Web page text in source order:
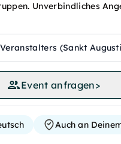
Unverbindliches
(Sankt
Event anfragen>
Auch an